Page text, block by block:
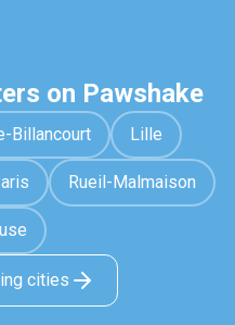
on Pawshake
Billancourt Lille
Rueil-Malmaison
cities